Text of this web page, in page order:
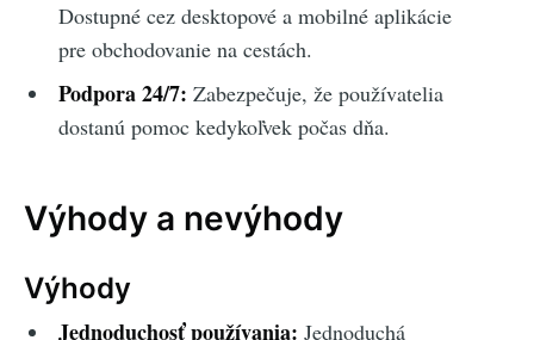
Dostupné cez desktopové a mobilné aplikácie
pre obchodovanie na cestách.
Podpora 24/7: Zabezpečuje, že používatelia
dostanú pomoc kedykoľvek počas dňa.
Výhody a nevýhody
Výhody
Jednoduchosť používania: Jednoduchá